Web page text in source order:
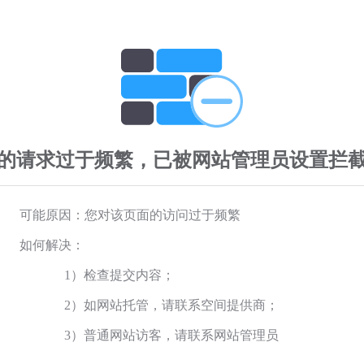
请求过于频繁，已被网站管理员设置拦
可能原因：您对该页面的访问过于频繁
如何解决：
1）检查提交内容；
2）如网站托管，请联系空间提供商；
3）普通网站访客，请联系网站管理员